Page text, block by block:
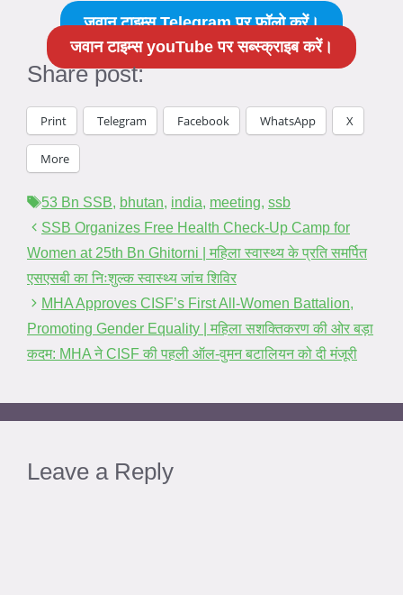
जवान टाइम्स Telegram पर फॉलो करें।
जवान टाइम्स youTube पर सब्स्क्राइब करें।
Share post:
Print Telegram Facebook WhatsApp X
More
Tags
53 Bn SSB, bhutan, india, meeting, ssb
SSB Organizes Free Health Check-Up Camp for
Women at 25th Bn Ghitorni | महिला स्वास्थ्य के प्रति समर्पित
एसएसबी का निःशुल्क स्वास्थ्य जांच शिविर
MHA Approves CISF’s First All-Women Battalion,
Promoting Gender Equality | महिला सशक्तिकरण की ओर बड़ा
कदम: MHA ने CISF की पहली ऑल-वुमन बटालियन को दी मंजूरी
Leave a Reply